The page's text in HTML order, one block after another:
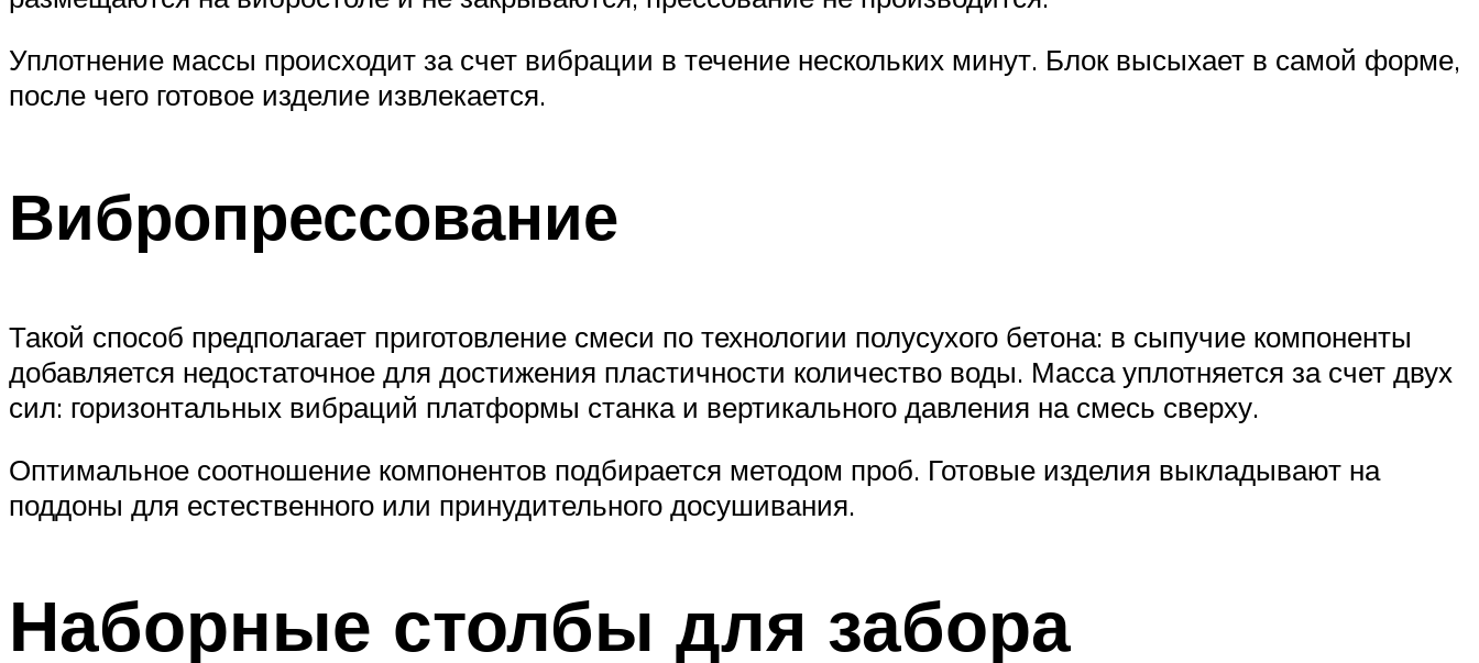
Уплотнение массы происходит за счет вибрации в течение нескольких минут. Блок высыхает в самой форме,
после чего готовое изделие извлекается.
Вибропрессование
Такой способ предполагает приготовление смеси по технологии полусухого бетона: в сыпучие компоненты
добавляется недостаточное для достижения пластичности количество воды. Масса уплотняется за счет двух
сил: горизонтальных вибраций платформы станка и вертикального давления на смесь сверху.
Оптимальное соотношение компонентов подбирается методом проб. Готовые изделия выкладывают на
поддоны для естественного или принудительного досушивания.
Наборные столбы для забора